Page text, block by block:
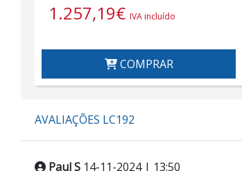
1.257,19€ IVA incluído
COMPRAR
AVALIAÇÕES LC192
Paul S 14-11-2024 | 13:50